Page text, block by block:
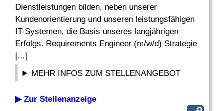
Dienstleistungen bilden, neben unserer
Kundenorientierung und unseren leistungsfähigen
IT-Systemen, die Basis unseres langjährigen
Erfolgs. Requirements Engineer (m/w/d) Strategie
[...]
MEHR INFOS ZUM STELLENANGEBOT
▶ Zur Stellenanzeige